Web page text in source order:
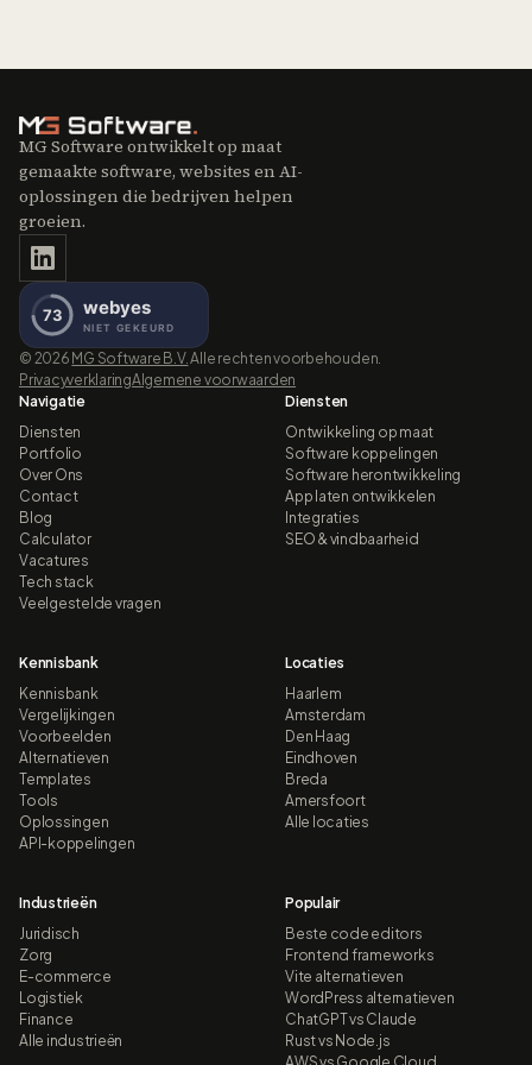
MG Software ontwikkelt op maat
gemaakte software, websites en AI-
oplossingen die bedrijven helpen
groeien.
© 2026 MG Software B.V. Alle rechten voorbehouden.
PrivacyverklaringAlgemene voorwaarden
Navigatie
Diensten
Portfolio
Over Ons
Contact
Blog
Calculator
Vacatures
Tech stack
Veelgestelde vragen
Diensten
Ontwikkeling op maat
Software koppelingen
Software herontwikkeling
App laten ontwikkelen
Integraties
SEO & vindbaarheid
Kennisbank
Kennisbank
Vergelijkingen
Voorbeelden
Alternatieven
Templates
Tools
Oplossingen
API-koppelingen
Locaties
Haarlem
Amsterdam
Den Haag
Eindhoven
Breda
Amersfoort
Alle locaties
Industrieën
Juridisch
Zorg
E-commerce
Logistiek
Finance
Alle industrieën
Populair
Beste code editors
Frontend frameworks
Vite alternatieven
WordPress alternatieven
ChatGPT vs Claude
Rust vs Node.js